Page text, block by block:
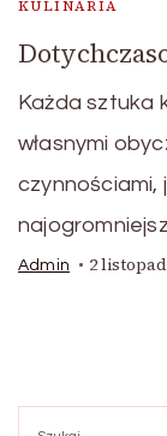
KULINARIA
Każda sztuka
własnymi
czynnościami,
Admin 2